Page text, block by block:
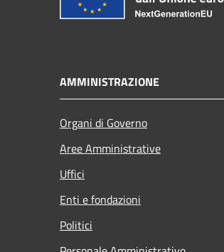
AMMINISTRAZIONE
Organi di Governo
Aree Amministrative
Uffici
Enti e fondazioni
Politici